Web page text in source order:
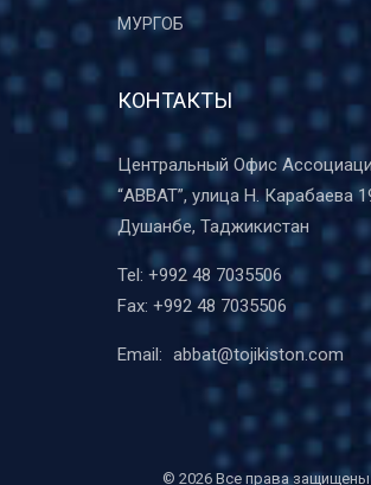
МУРГОБ
КОНТАКТЫ
Центральный Офис
“ABBAT”, улица Н. Карабаева
Душанбе, Таджикистан
Tel: +992 48 7035506
Fax: +992 48 7035506
Email: abbat@tojikiston.com
© 2026 Все права защищены